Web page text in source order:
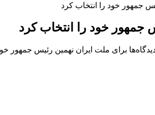
جمهور خود را انتخاب کرد
جمهور خود را انتخاب کرد
برای ملت ایران نهمین رئیس جمهور